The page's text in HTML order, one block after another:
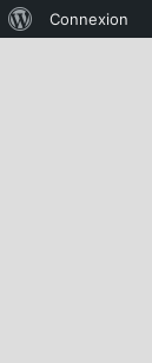
Connexion